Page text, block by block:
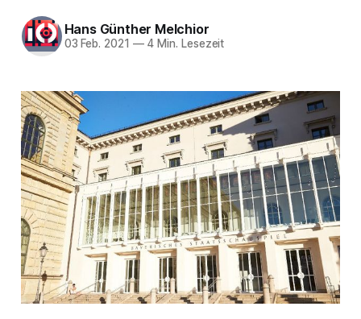
Hans Günther Melchior
03 Feb. 2021 —4 Min. Lesezeit